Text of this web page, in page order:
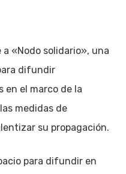
«Nodo solidario», una
difundir
en el marco de la
medidas de
su propagación.
para difundir en